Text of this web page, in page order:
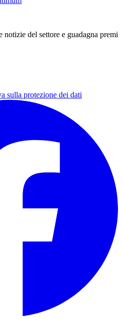
del settore e guadagna premi
sulla protezione dei dati